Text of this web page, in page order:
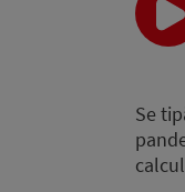
Audio
Player
Se